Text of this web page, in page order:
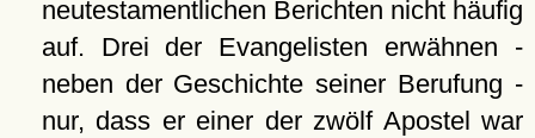
neutestamentlichen Berichten nicht häufig
auf. Drei der Evangelisten erwähnen -
neben der Geschichte seiner Berufung -
nur, dass er einer der zwölf Apostel war